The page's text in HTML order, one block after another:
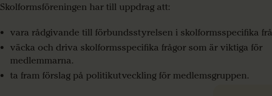
Skolformsföreningen har till uppdrag att:
vara rådgivande till förbundsstyrelsen i skolformsspecifika
väcka och driva skolformsspecifika frågor som är viktiga för
medlemmarna.
ta fram förslag på politikutveckling för medlemsgruppen.